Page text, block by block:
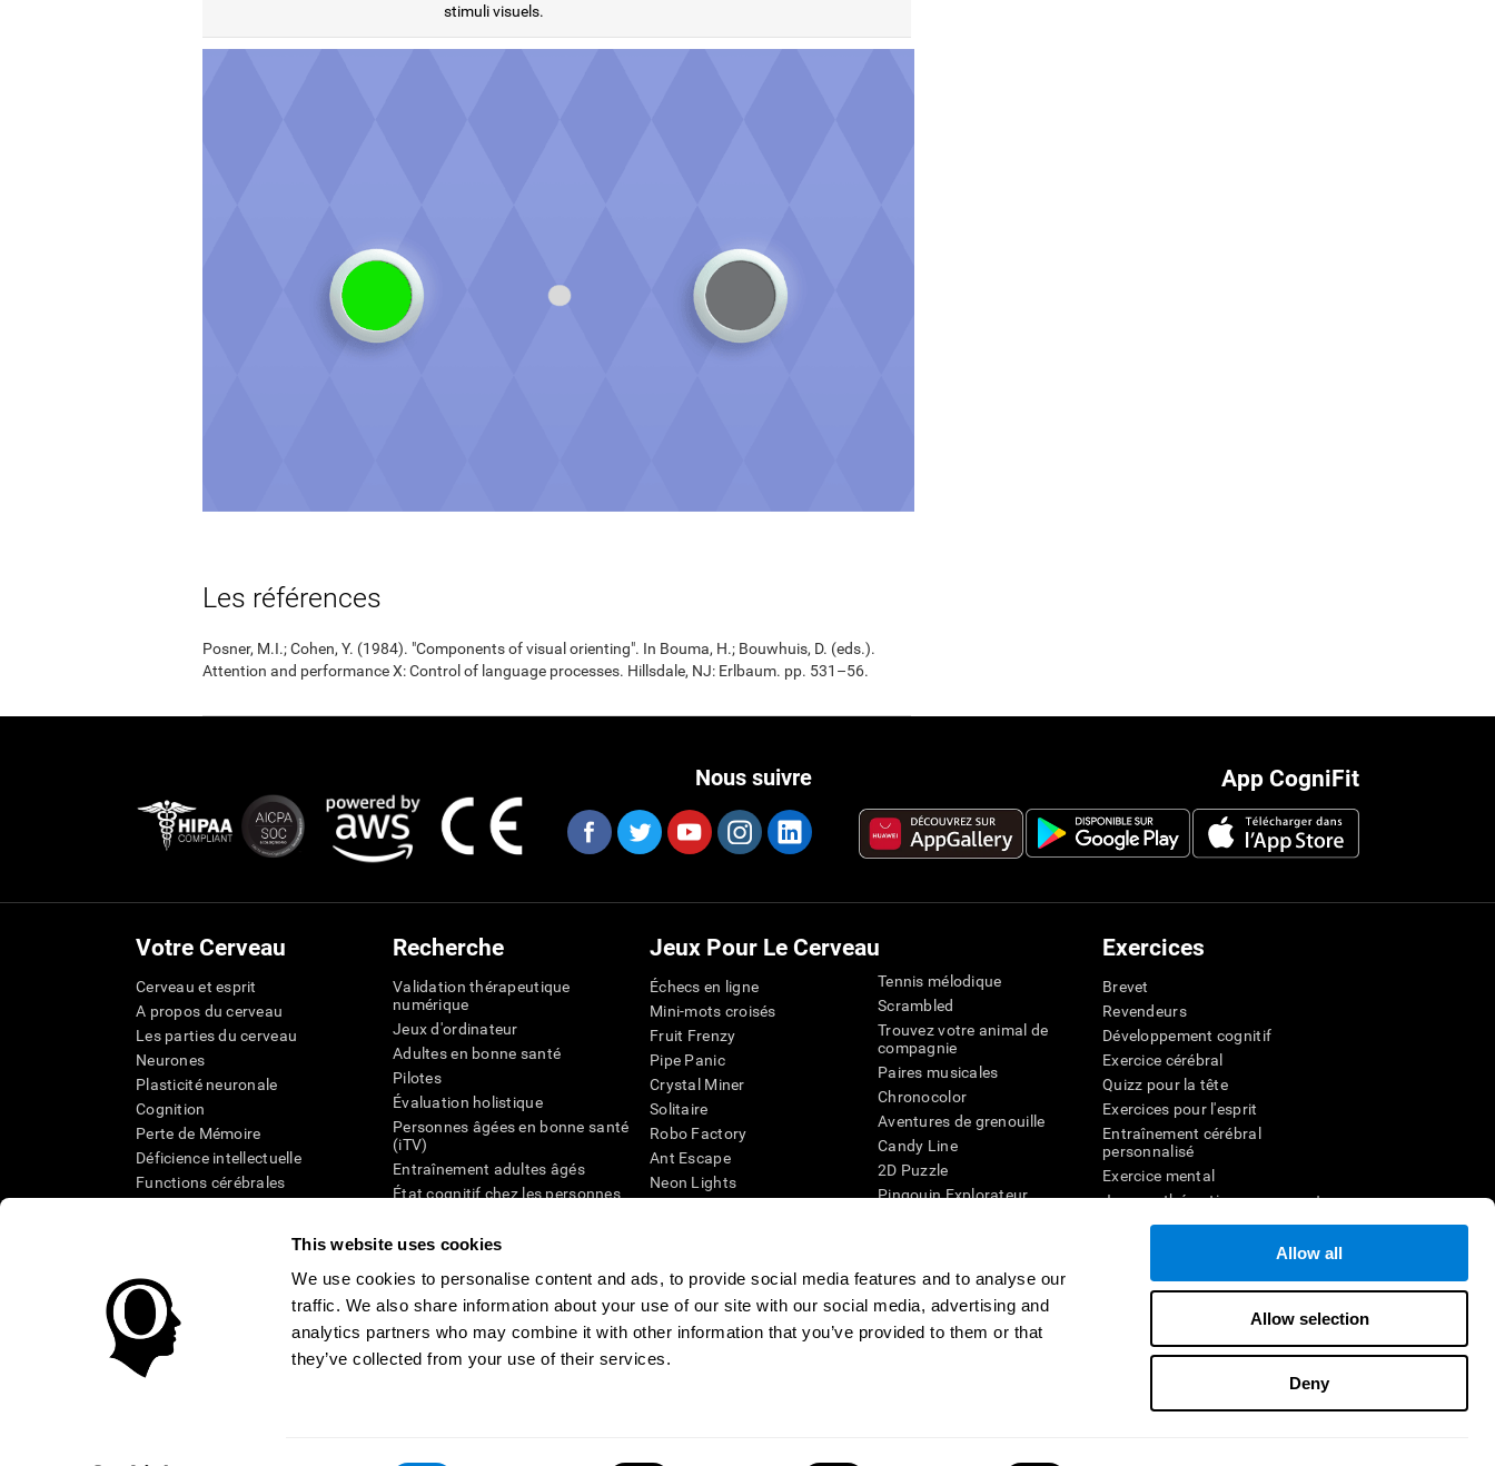
This website uses cookies
We use cookies to personalise content and ads, to provide social media features and to analyse our
traffic. We also share information about your use of our site with our social media, advertising and
analytics partners who may combine it with other information that you’ve provided to them or that
they’ve collected from your use of their services.
Allow all
Allow selection
Deny
stimuli visuels.
Les références
Posner, M.I.; Cohen, Y. (1984). "Components of visual orienting". In Bouma, H.; Bouwhuis, D. (eds.).
Attention and performance X: Control of language processes. Hillsdale, NJ: Erlbaum. pp. 531–56.
App CogniFit
Nous suivre
Votre Cerveau
Cerveau et esprit
A propos du cerveau
Les parties du cerveau
Neurones
Plasticité neuronale
Cognition
Perte de Mémoire
Déficience intellectuelle
Functions cérébrales
Recherche
Validation thérapeutique
numérique
Jeux d'ordinateur
Adultes en bonne santé
Pilotes
Évaluation holistique
Personnes âgées en bonne santé
(iTV)
Entraînement adultes âgés
État cognitif chez les personnes
Révision systémique
Jeux Pour Le Cerveau
Échecs en ligne
Mini-mots croisés
Fruit Frenzy
Pipe Panic
Crystal Miner
Solitaire
Robo Factory
Ant Escape
Neon Lights
Space Rescue
Chaos mathématique
Course de billes
Tennis mélodique
Scrambled
Trouvez votre animal de
compagnie
Paires musicales
Chronocolor
Aventures de grenouille
Candy Line
2D Puzzle
Pingouin Explorateur
Jeux d'agilité mentale
Jeux en ligne pour la
mémoire
Jeux pour le cerveau
Exercices
Brevet
Revendeurs
Développement cognitif
Exercice cérébral
Quizz pour la tête
Exercices pour l'esprit
Entraînement cérébral
personnalisé
Exercice mental
Jeux mathématiques amusants
Compréhension de lecture
Batailles cérébrales
Test de QI
Déclaration d'accessibilité